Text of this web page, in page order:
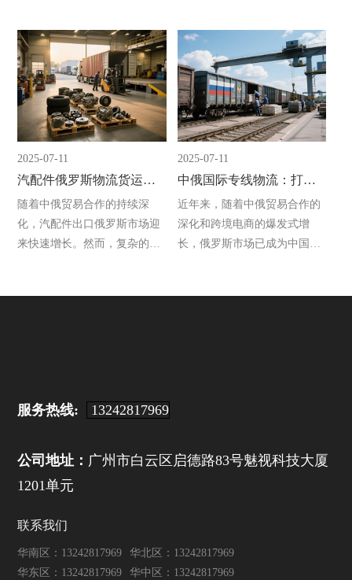
货代都给不出确切到货时间的
回复。就在大家愁眉不展
时，“东线白关”这个曾经的“稳
定派”突然成了香饽饽。它到底
是什么？靠不靠谱？今天一次
性讲透！01为什么现在都盯紧
针”。
年双边贸易额达 2448 亿美
元，同比增长 1.9%，创下历史
新高。俄罗斯国家杜马国
2025-07-11
汽配件俄罗斯物流货运专线如何选择？广州立德国际物流一站式解决方案解析
随着中俄贸易合作的持续深
化，汽配件出口俄罗斯市场迎
来快速增长。然而，复杂的跨
2025-07-11
中俄国际专线物流：打通跨境电商的高效通道
近年来，随着中俄贸易合作的
深化和跨境电商的爆发式增
长，俄罗斯市场已成为中国企
服务热线: 13242817969
公司地址： 广州市白云区启德路83号魅视科技大厦
1201单元
联系我们
华南区：13242817969
华北区：13242817969
华东区：13242817969
华中区：13242817969